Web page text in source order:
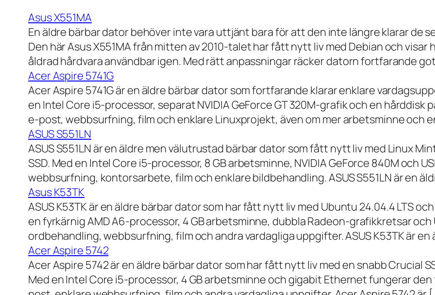
Asus X551MA
En äldre bärbar dator behöver inte vara uttjänt bara för att den inte längre klarar de
Den här Asus X551MA från mitten av 2010-talet har fått nytt liv med Debian och visar
åldrad hårdvara användbar igen. Med rätt anpassningar räcker datorn fortfarande
Acer Aspire 5741G
Acer Aspire 5741G är en äldre bärbar dator som fortfarande klarar enklare
en Intel Core i5-processor, separat NVIDIA GeForce GT 320M-grafik och en hårddisk
e-post, webbsurfning, film och enklare Linuxprojekt, även om mer arbetsminne och
ASUS S551LN
ASUS S551LN är en äldre men välutrustad bärbar dator som fått nytt liv med Linux
SSD. Med en Intel Core i5-processor, 8 GB arbetsminne, NVIDIA GeForce 840M och
webbsurfning, kontorsarbete, film och enklare bildbehandling. ASUS S551LN är en
Asus K53TK
ASUS K53TK är en äldre bärbar dator som har fått nytt liv med Ubuntu 24.04.4 LTS
en fyrkärnig AMD A6-processor, 4 GB arbetsminne, dubbla Radeon-grafikkretsar
ordbehandling, webbsurfning, film och andra vardagliga uppgifter. ASUS K53TK är
Acer Aspire 5742
Acer Aspire 5742 är en äldre bärbar dator som har fått nytt liv med en snabb Crucial
Med en Intel Core i5-processor, 4 GB arbetsminne och gigabit Ethernet fungerar